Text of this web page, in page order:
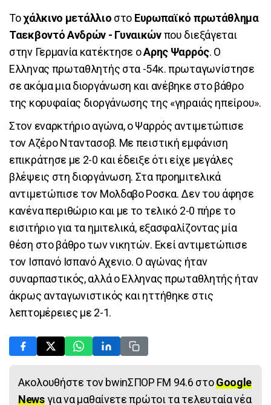
Τοχάλκινο μετάλλιο στο Ευρωπαϊκό πρωτάθλημα
Ταεκβοντό Ανδρών - Γυναικώνπου διεξάγεται
στην Γερμανία κατέκτησε οΑρης Ψαρρός. Ο
Ελληνας πρωταθλητής στα -54κ. πρωταγωνίστησε
σε ακόμα μια διοργάνωση και ανέβηκε στο βάθρο
της κορυφαίας διοργάνωσης της «γηραιάς ηπείρου».
Στον εναρκτήριο αγώνα, ο Ψαρρός αντιμετώπισε
τον Αζέρο Νταντασοβ. Με πειστική εμφάνιση
επικράτησε με 2-0 και έδειξε ότι είχε μεγάλες
βλέψεις στη διοργάνωση. Στα προημιτελικά
αντιμετώπισε τον Μολδαβο Ροσκα. Δεν του άφησε
κανένα περιθώριο και με το τελικό 2-0 πήρε το
εισιτήριο για τα ημιτελικά, εξασφαλίζοντας μία
θέση στο βάθρο των νικητών. Εκεί αντιμετώπισε
τον Ισπανό Ισπανό Αχενιο. Ο αγώνας ήταν
συναρπαστικός, αλλά ο Ελληνας πρωταθλητής ήταν
άκρως ανταγωνιστικός και ηττήθηκε στις
λεπτομέρειες με 2-1.
Ακολουθήστε τον bwinΣΠΟΡ FM 94.6 στοGoogle
Newsγια να μαθαίνετε πρώτοι τα τελευταία νέα